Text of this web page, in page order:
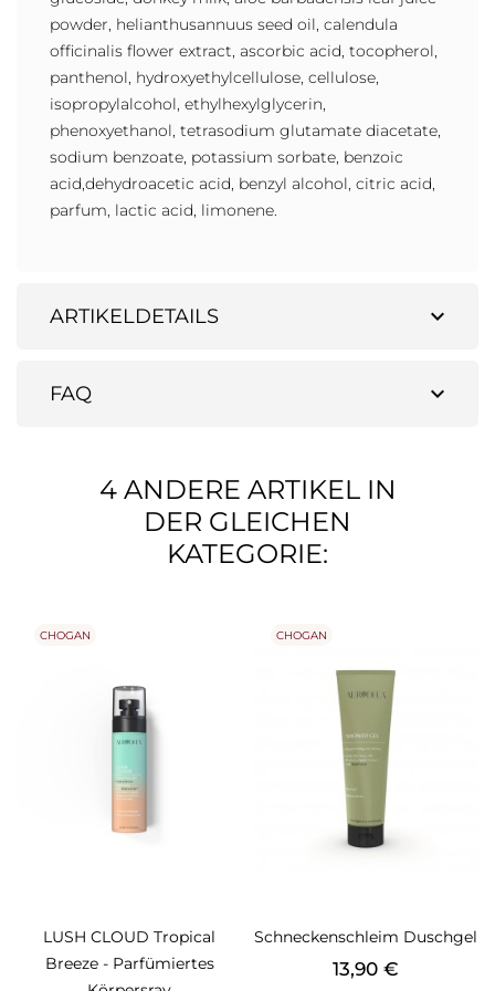
powder, helianthusannuus seed oil, calendula
officinalis flower extract, ascorbic acid, tocopherol,
panthenol, hydroxyethylcellulose, cellulose,
isopropylalcohol, ethylhexylglycerin,
phenoxyethanol, tetrasodium glutamate diacetate,
sodium benzoate, potassium sorbate, benzoic
acid,dehydroacetic acid, benzyl alcohol, citric acid,
parfum, lactic acid, limonene.
expand_more
ARTIKELDETAILS
expand_more
FAQ
4 ANDERE ARTIKEL IN
DER GLEICHEN
KATEGORIE:
LUSH CLOUD Tropical
Breeze - Parfümiertes
CHOGAN
Schneckenschleim Duschgel
Preis
13,90 €
CHOGAN